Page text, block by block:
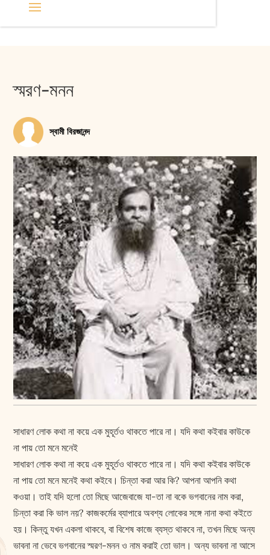
স্মরণ-মনন
স্বামী বিরজানন্দ
সাধারণ লোক কথা না কয়ে এক মুহূর্তও থাকতে পারে না। যদি কথা কইবার কাউকে
না পায় তো মনে মনেই
সাধারণ লোক কথা না কয়ে এক মুহূর্তও থাকতে পারে না। যদি কথা কইবার কাউকে
না পায় তো মনে মনেই কথা কইবে। চিন্তা করা আর কি? আপনা আপনি কথা
কওয়া। তাই যদি হলো তো মিছে আজেবাজে যা-তা না বকে ভগবানের নাম করা,
চিন্তা করা কি ভাল নয়? কাজকর্মের ব্যাপারে অবশ্য লোকের সঙ্গে নানা কথা কইতে
হয়। কিন্তু যখন একলা থাকবে, বা বিশেষ কাজে ব্যস্ত থাকবে না, তখন মিছে অন্য
ভাবনা না ভেবে ভগবানের স্মরণ-মনন ও নাম করাই তো ভাল। অন্য ভাবনা না আসে